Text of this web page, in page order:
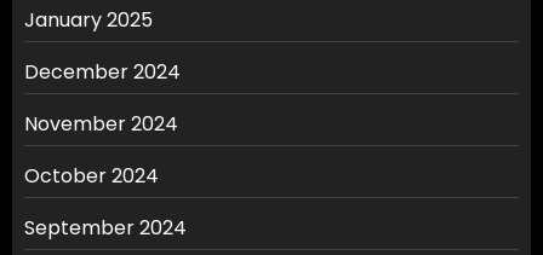
January 2025
December 2024
November 2024
October 2024
September 2024